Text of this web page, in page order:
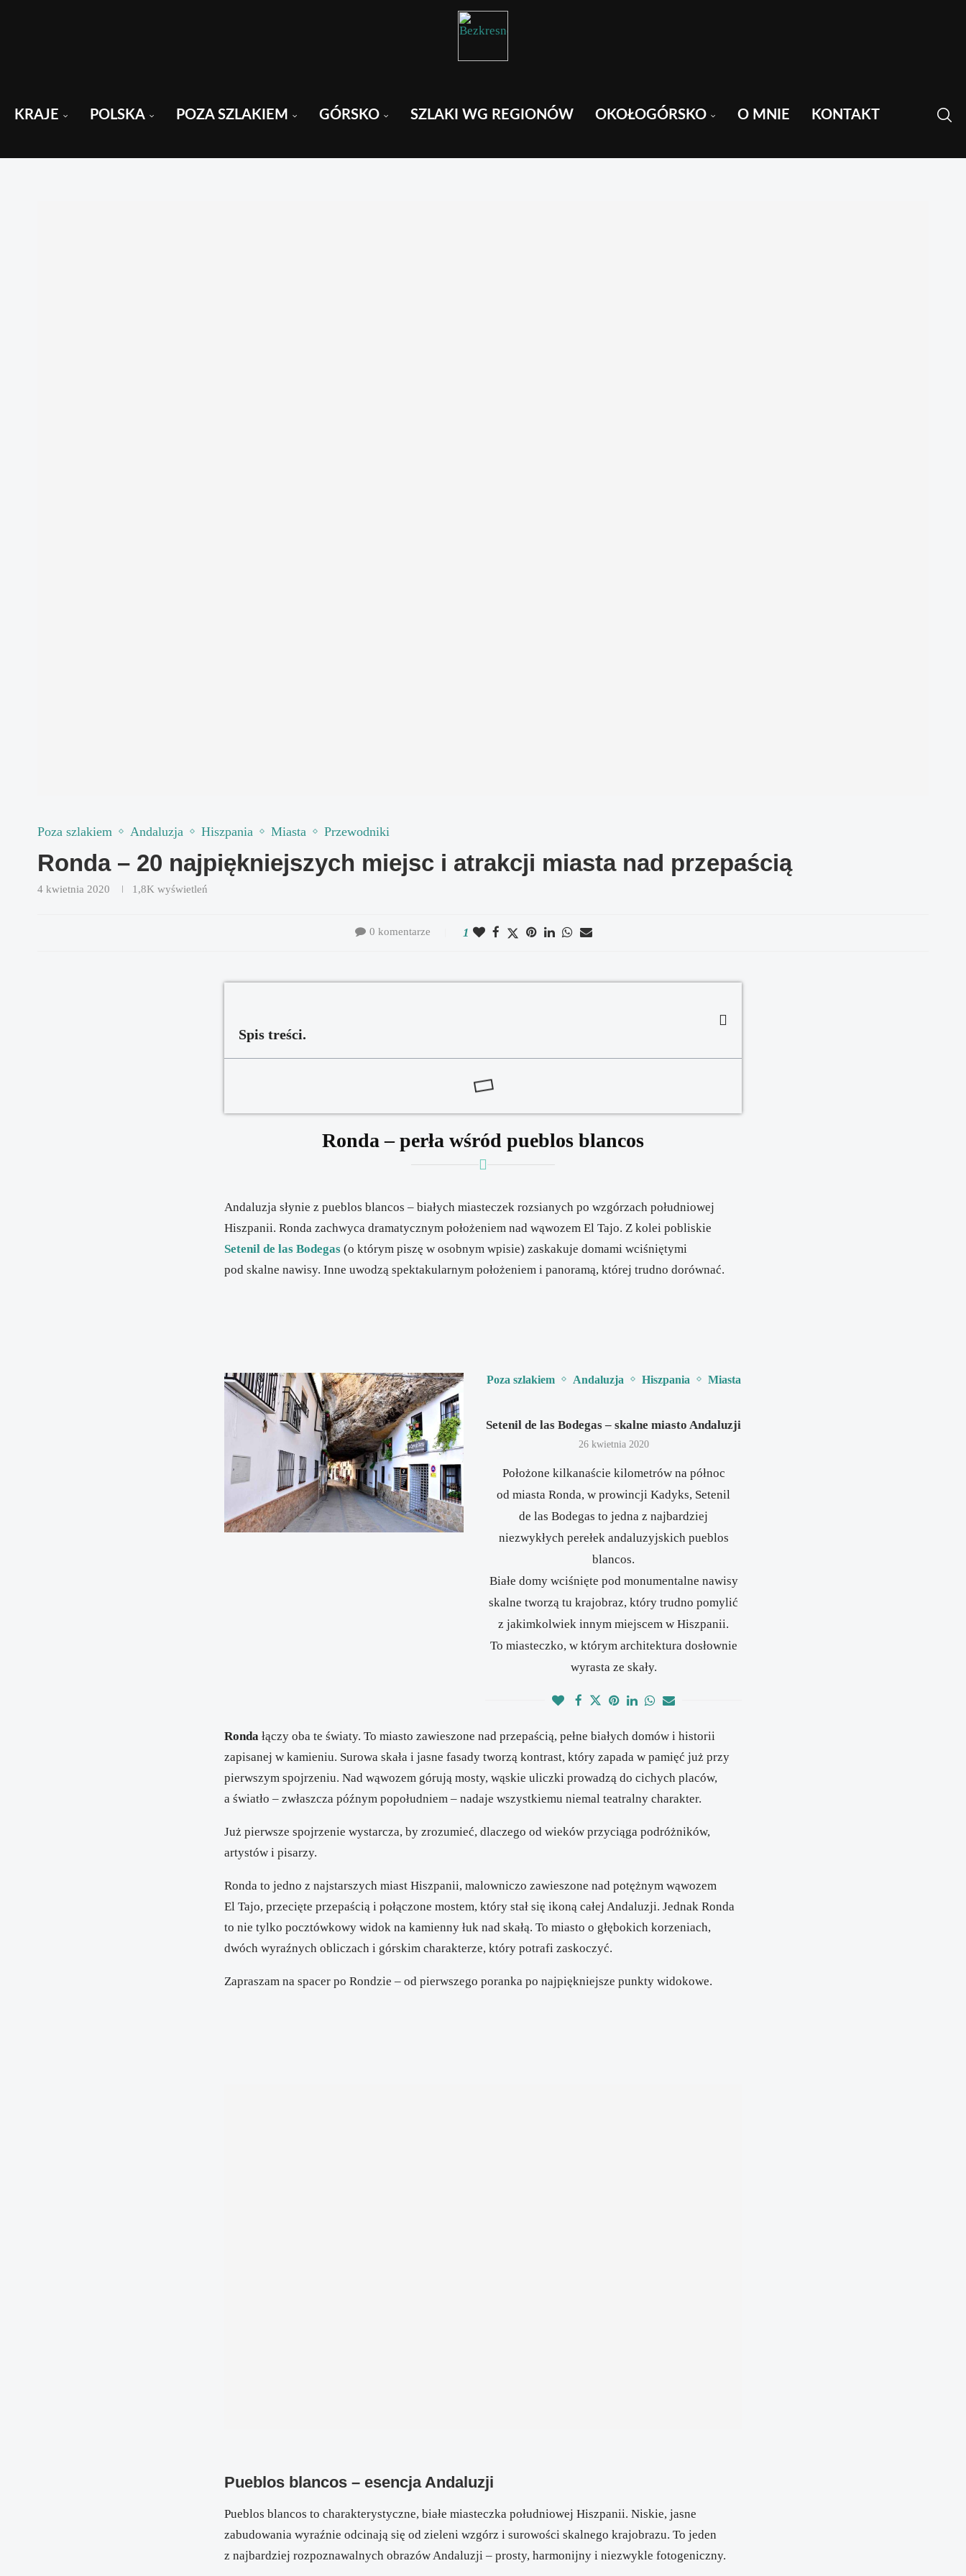
KRAJE POLSKA POZA SZLAKIEM GÓRSKO SZLAKI WG REGIONÓW OKOŁOGÓRSKO O MNIE KONTAKT
Poza szlakiem Andaluzja Hiszpania Miasta Przewodniki
Ronda – 20 najpiękniejszych miejsc i atrakcji miasta nad przepaścią
4 kwietnia 2020 1,8K wyświetleń
0 komentarze 1
Spis treści.
Ronda – perła wśród pueblos blancos
Andaluzja słynie z pueblos blancos – białych miasteczek rozsianych po wzgórzach południowej
Hiszpanii. Ronda zachwyca dramatycznym położeniem nad wąwozem El Tajo. Z kolei pobliskie
Setenil de las Bodegas (o którym piszę w osobnym wpisie) zaskakuje domami wciśniętymi
pod skalne nawisy. Inne uwodzą spektakularnym położeniem i panoramą, której trudno dorównać.
Poza szlakiem Andaluzja Hiszpania Miasta
Setenil de las Bodegas – skalne miasto Andaluzji
26 kwietnia 2020
Położone kilkanaście kilometrów na północ
od miasta Ronda, w prowincji Kadyks, Setenil
de las Bodegas to jedna z najbardziej
niezwykłych perełek andaluzyjskich pueblos
blancos.
Białe domy wciśnięte pod monumentalne nawisy
skalne tworzą tu krajobraz, który trudno pomylić
z jakimkolwiek innym miejscem w Hiszpanii.
To miasteczko, w którym architektura dosłownie
wyrasta ze skały.
Ronda łączy oba te światy. To miasto zawieszone nad przepaścią, pełne białych domów i historii
zapisanej w kamieniu. Surowa skała i jasne fasady tworzą kontrast, który zapada w pamięć już przy
pierwszym spojrzeniu. Nad wąwozem górują mosty, wąskie uliczki prowadzą do cichych placów,
a światło – zwłaszcza późnym popołudniem – nadaje wszystkiemu niemal teatralny charakter.
Już pierwsze spojrzenie wystarcza, by zrozumieć, dlaczego od wieków przyciąga podróżników,
artystów i pisarzy.
Ronda to jedno z najstarszych miast Hiszpanii, malowniczo zawieszone nad potężnym wąwozem
El Tajo, przecięte przepaścią i połączone mostem, który stał się ikoną całej Andaluzji. Jednak Ronda
to nie tylko pocztówkowy widok na kamienny łuk nad skałą. To miasto o głębokich korzeniach,
dwóch wyraźnych obliczach i górskim charakterze, który potrafi zaskoczyć.
Zapraszam na spacer po Rondzie – od pierwszego poranka po najpiękniejsze punkty widokowe.
Pueblos blancos – esencja Andaluzji
Pueblos blancos to charakterystyczne, białe miasteczka południowej Hiszpanii. Niskie, jasne
zabudowania wyraźnie odcinają się od zieleni wzgórz i surowości skalnego krajobrazu. To jeden
z najbardziej rozpoznawalnych obrazów Andaluzji – prosty, harmonijny i niezwykle fotogeniczny.